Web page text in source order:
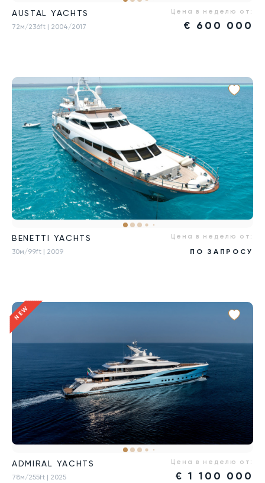
AUSTAL YACHTS
72м/236ft | 2004/2017
Цена в неделю от:
€ 600 000
BENETTI YACHTS
30м/99ft | 2009
Цена в неделю от:
ПО ЗАПРОСУ
NEW
ADMIRAL YACHTS
78м/255ft | 2025
Цена в неделю от:
€1 100 000